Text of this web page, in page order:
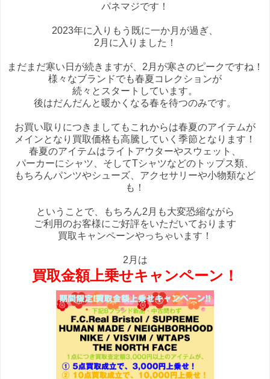
パネマジです！
2023年に入りもう既に一か月が過ぎ、
2月に入りました！
まだまだ寒い日が続きますが、2月が寒さのピークですね！
様々なブランドでも春夏コレクションが
続々とスタートしています。
後はだんだんと暖かくなる春を待つのみです。
お買い取りにつきましてもこれからは春夏のアイテムが
メインとなり買取価格も高騰していく季節となります！
春夏のアイテムはライトアウターやスウェット、
パーカーにシャツ、そしてTシャツなどのトップス類、
もちろんパンツやシューズ、アクセサリーや小物類など
も！
ということで、もちろん2月も大変恐縮ながら
ご利用のお客様にご好評をいただいております
買取キャンペーンやっちゃいます！
2月は
買取金額上乗せキャンペーン！